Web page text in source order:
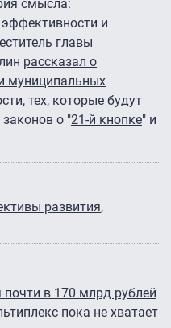
смысла:
и
главы
рассказал о
муниципальных
тех, которые будут
о "21-й кнопке" и
развития
в 170 млрд рублей
пока не хватает